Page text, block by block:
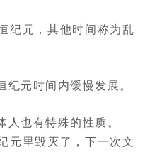
纪元，其他时间称为乱
元时间内缓慢发展。
也有特殊的性质。
元里毁灭了，下一次文